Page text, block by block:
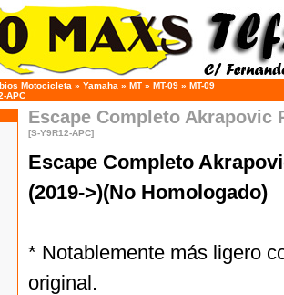
Motocicleta » Yamaha » MT » MT-09 » MT-09
APC
Escape Completo Akrapovic
[S-Y9R12-APC]
Escape Completo
(2019->)(No Homologado)
* Notablemente más ligero
original.